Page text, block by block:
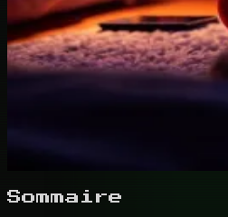
Sommaire